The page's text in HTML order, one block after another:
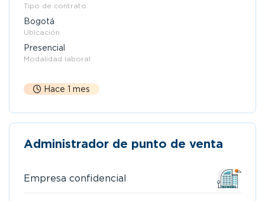
Tipo de contrato
Bogotá
Ubicación
Presencial
Modalidad laboral
Hace 1 mes
Administrador de punto de venta
Empresa confidencial